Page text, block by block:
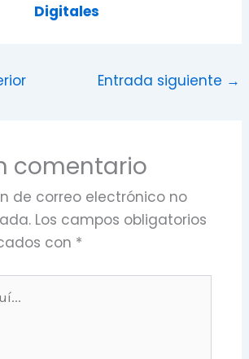
Digitales
Entrada siguiente →
comentario
de correo electrónico no
Los campos obligatorios
con *